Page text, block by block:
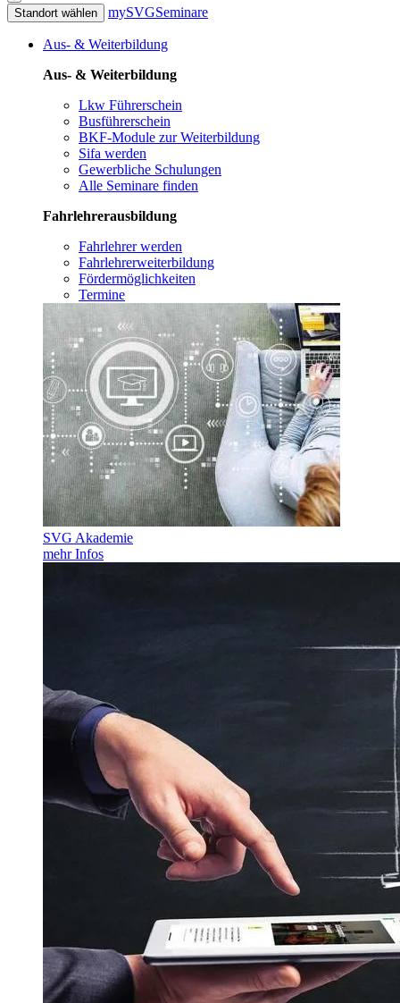
Standort wählen mySVGSeminare
Aus- & Weiterbildung
Aus- & Weiterbildung
Lkw Führerschein
Busführerschein
BKF-Module zur Weiterbildung
Sifa werden
Gewerbliche Schulungen
Alle Seminare finden
Fahrlehrerausbildung
Fahrlehrer werden
Fahrlehrerweiterbildung
Fördermöglichkeiten
Termine
SVG Akademie
mehr Infos